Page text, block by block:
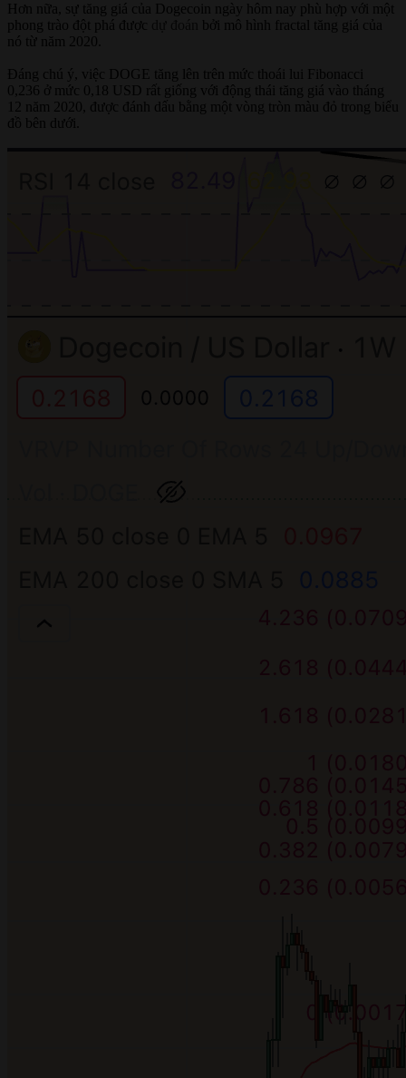
Hơn nữa, sự tăng giá của Dogecoin ngày hôm nay phù hợp với một
phong trào đột phá được
bởi mô hình fractal tăng giá của
nó từ năm 2020.
Đáng chú ý, việc DOGE tăng lên trên mức thoái lui Fibonacci
0,236 ở mức 0,18 USD rất giống với động thái tăng giá vào tháng
12 năm 2020, được đánh dấu bằng một vòng tròn màu đỏ trong biểu
đồ bên dưới.